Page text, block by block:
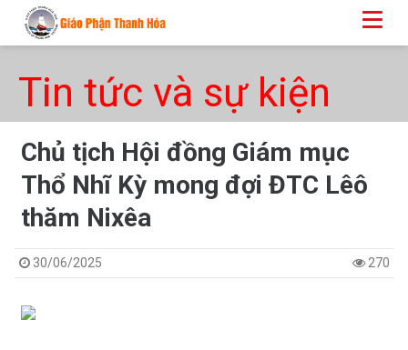
Tin tức và sự kiện
​​​​​​​Chủ tịch Hội đồng Giám mục
Thổ Nhĩ Kỳ mong đợi ĐTC Lêô
thăm Nixêa
30/06/2025 270